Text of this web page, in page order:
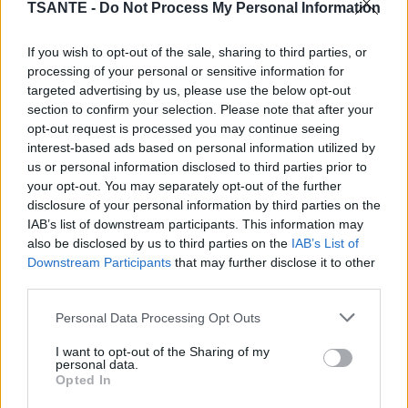
TSANTE - Do Not Process My Personal Information
If you wish to opt-out of the sale, sharing to third parties, or
processing of your personal or sensitive information for
targeted advertising by us, please use the below opt-out
section to confirm your selection. Please note that after your
opt-out request is processed you may continue seeing
interest-based ads based on personal information utilized by
us or personal information disclosed to third parties prior to
your opt-out. You may separately opt-out of the further
disclosure of your personal information by third parties on the
IAB’s list of downstream participants. This information may
also be disclosed by us to third parties on the IAB’s List of
Downstream Participants that may further disclose it to other
Personal Data Processing Opt Outs
I want to opt-out of the Sharing of my
personal data.
Opted In